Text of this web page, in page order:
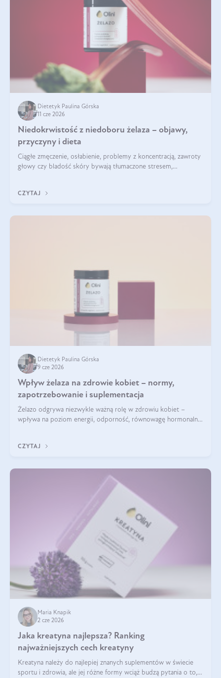
Dietetyk Paulina Górska
11 cze 2026
Niedokrwistość z niedoboru żelaza – objawy,
przyczyny i dieta
Ciągłe zmęczenie, osłabienie, problemy z koncentracją, zawroty
głowy czy bladość skóry bywają tłumaczone stresem,
CZYTAJ
Dietetyk Paulina Górska
9 cze 2026
Wpływ żelaza na zdrowie kobiet – normy,
zapotrzebowanie i suplementacja
Żelazo odgrywa niezwykle ważną rolę w zdrowiu kobiet –
wpływa na poziom energii, odporność, równowagę hormonalną
zawrotów głowy czy problemów z
CZYTAJ
Maria Knapik
2 cze 2026
Jaka kreatyna najlepsza? Ranking
najważniejszych cech kreatyny
Kreatyna należy do najlepiej znanych suplementów w świecie
sportu i zdrowia, ale jej różne formy wciąż budzą pytania o to,